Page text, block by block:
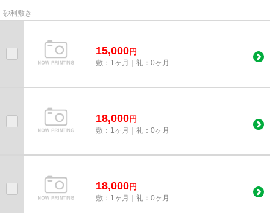
砂利敷き
15,000円
敷：1ヶ月｜礼：0ヶ月
18,000円
敷：1ヶ月｜礼：0ヶ月
18,000円
敷：1ヶ月｜礼：0ヶ月